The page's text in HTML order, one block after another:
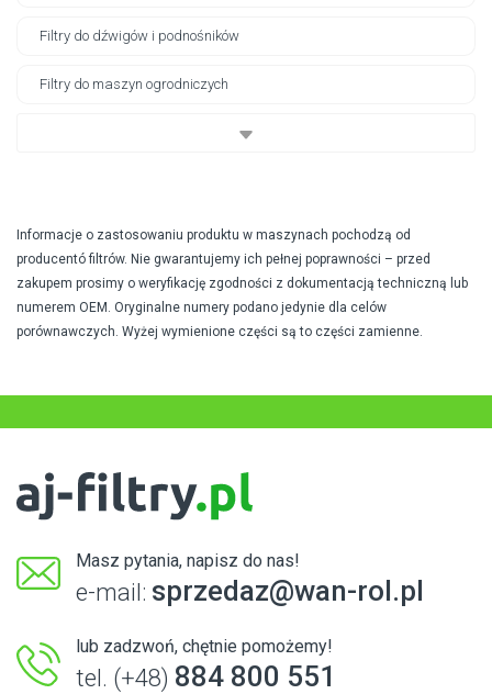
Filtry do dźwigów i podnośników
Filtry do maszyn ogrodniczych
Informacje o zastosowaniu produktu w maszynach pochodzą od
producentó filtrów. Nie gwarantujemy ich pełnej poprawności – przed
zakupem prosimy o weryfikację zgodności z dokumentacją techniczną lub
numerem OEM. Oryginalne numery podano jedynie dla celów
porównawczych. Wyżej wymienione części są to części zamienne.
Masz pytania, napisz do nas!
e-mail: sprzedaz@wan-rol.pl
lub zadzwoń, chętnie pomożemy!
tel. (+48) 884 800 551